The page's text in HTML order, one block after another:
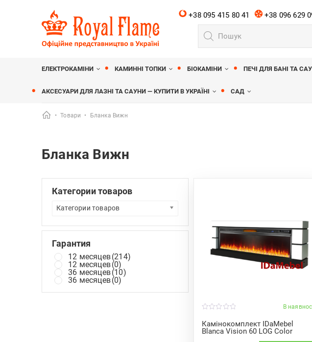
+38 095 415 80 41 +38 096 629
Пошук
товарів
ЕЛЕКТРОКАМІНИ КАМИННІ ТОПКИ БІОКАМІНИ ПЕЧІ ДЛЯ БАНІ ТА
АКСЕСУАРИ ДЛЯ ЛАЗНІ ТА САУНИ — КУПИТИ В УКРАЇНІ САД
• Товари • Бланка Вижн
Бланка Вижн
Категории товаров
Категории товаров
Гарантия
12 месяцев(214)
12 месяцев(0)
36 месяцев(10)
36 месяцев(0)
В
Камінокомплект IDaMebel
Blanca Vision 60 LOG Color
o
u
t